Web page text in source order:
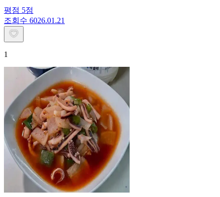
평점 5점
조회수 6026.01.21
1